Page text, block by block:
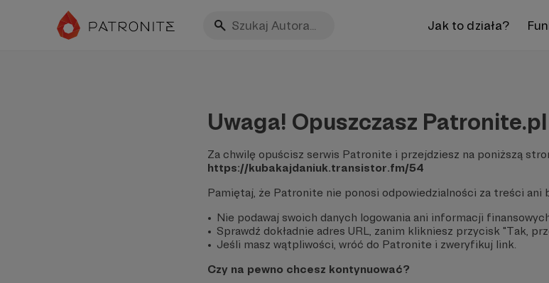
Jak to działa?
Uwaga! Opuszczasz Patronite.pl
Za chwilę opuścisz serwis Patronite i przejdziesz na poniższą
https://kubakajdaniuk.transistor.fm/54
Pamiętaj, że Patronite nie ponosi odpowiedzialności za treści ani
Nie podawaj swoich danych logowania ani informacji
Sprawdź dokładnie adres URL, zanim klikniesz przycisk "Tak,
Jeśli masz wątpliwości, wróć do Patronite i zweryfikuj link.
Czy na pewno chcesz kontynuować?